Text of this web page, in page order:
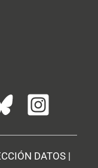
DATOS |